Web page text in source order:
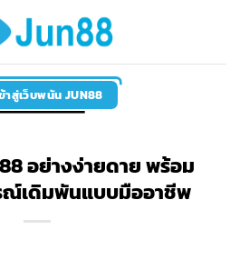
าสู่เว็บพนัน JUN88
อย่างง่ายดาย พร้อม
ณ์เดิมพันแบบมืออาชีพ